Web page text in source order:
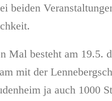
beiden
Mal besteht am 19.5.
mit der
ja auch 1000